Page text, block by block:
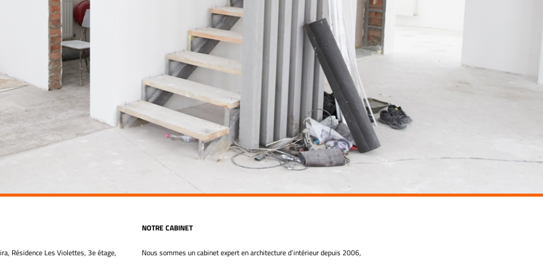
Résidence Les Violettes, 3e étage,
NOTRE CABINET
Nous sommes un cabinet expert en architecture d’intérieur depuis 2006,